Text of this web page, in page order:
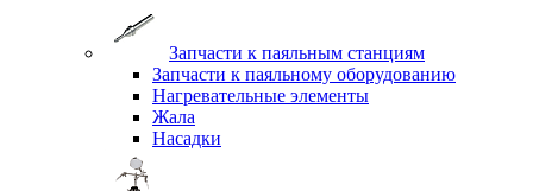
Запчасти к паяльным станциям
Запчасти к паяльному оборудованию
Нагревательные элементы
Жала
Насадки